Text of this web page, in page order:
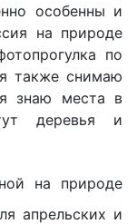
особенны и
на природе
по
также снимаю
знаю места в
деревья и
на природе
апрельских и